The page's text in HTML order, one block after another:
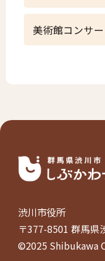
美術館コンサー
渋川市役所
〒377-8501 群馬県
©2025 Shibukawa